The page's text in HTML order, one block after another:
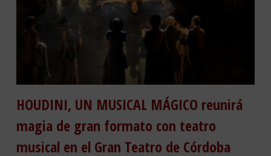
HOUDINI, UN MUSICAL MÁGICO reunirá
magia de gran formato con teatro
musical en el Gran Teatro de Córdoba